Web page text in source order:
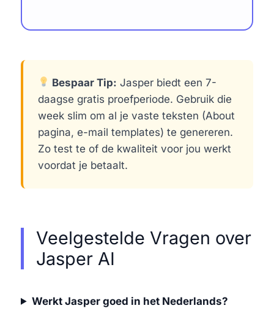
Bespaar Tip: Jasper biedt een 7-
daagse gratis proefperiode. Gebruik die
week slim om al je vaste teksten (About
pagina, e-mail templates) te genereren.
Zo test te of de kwaliteit voor jou werkt
voordat je betaalt.
Veelgestelde Vragen over
Jasper AI
Werkt Jasper goed in het Nederlands?